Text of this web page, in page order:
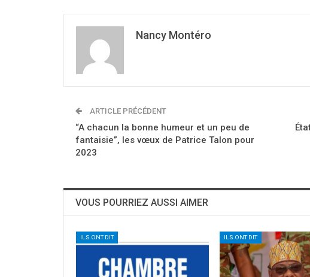
Nancy Montéro
ARTICLE PRÉCÉDENT
“A chacun la bonne humeur et un peu de
fantaisie”, les vœux de Patrice Talon pour
2023
VOUS POURRIEZ AUSSI AIMER
ILS ONT DIT ILS ONT DIT